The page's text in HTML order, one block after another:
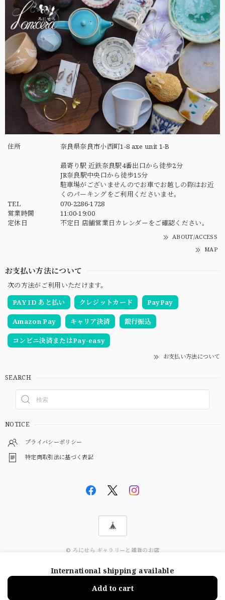
住所 奈良県奈良市小西町1-8 axe unit 1-B
最寄り駅 近鉄奈良駅4番出口から徒歩2分
JR奈良駅中央口から徒歩15分
駐車場がございませんのでお車でお越しの際はお近
くのパーキングをご利用くださいませ。
TEL
070-2286-1728
営業時間
11:00-19:00
定休日
不定日 店舗営業日カレンダーをご確認ください。
ABOUT/ACCESS
MAP
お支払い方法について
次の方法がご利用いただけます。
PAY ID あと払い
クレジットカード PayPay
Amazon Pay キャリア決済 銀行振込
コンビニ決済またはPay-easy
お支払い方法について
SEARCH
NOTICE
プライバシーポリシー
特定商取引法に基づく表記
© ろにせら ギャラリーと雑貨のお店
International shipping available
Add to cart
ショップに質問する